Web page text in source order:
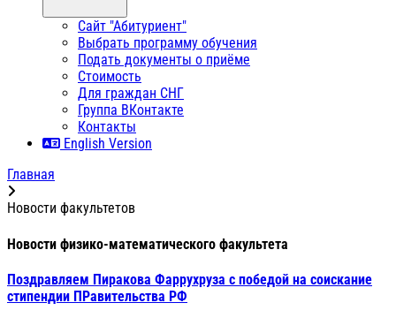
Сайт "Абитуриент"
Выбрать программу обучения
Подать документы о приёме
Стоимость
Для граждан СНГ
Группа ВКонтакте
Контакты
English Version
Главная
Новости факультетов
Новости физико-математического факультета
Поздравляем Пиракова Фаррухруза с победой на соискание
стипендии ПРавительства РФ